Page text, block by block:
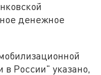
денежное
в России" указано,